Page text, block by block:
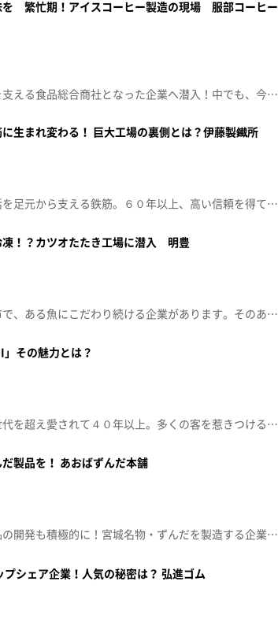
を 繁忙期！アイスコーヒー製造の現場 服部コーヒー
一軒の喫茶店からスタートし、外食産業を支える食品総合商社となった企業へ潜入！中でも、今が繁忙期のアイスコーヒー製造現場へ。目指しているのは、「喫茶店で飲む昔ながらの味」です。【放送日：2026年7月27日】【放送局：東日本放送】
生まれ変わる！ 巨大工場の裏側とは？伊藤製鐵所
マンションや橋に、道路など私たちの生活を足元から支える鉄筋。６０年以上、高い信頼を得ている伊藤製鐵所の鉄筋「ＯＮＩＣＯＮ」。材料は、役目を終えた鉄のスクラップです。スクラップを鉄筋に生まれ変わらせる石巻の工場に潜入しました。【放送日：2026年7月20日】【放送局：東日本放送】
凍！？カツオたたき工場に潜入 明豊
“マグロの街”として知られる宮城県塩釜市で、ある魚にこだわり続ける企業があります。そのある魚とは、カツオ。カツオの価値を最大化させたいという思いから始めた新たな試みも取材しました。【放送日：2026年7月13日】【放送局：東日本放送】
」その魅力とは？
ハンバーグが人気の洋食店ＨＡＣＨＩ。世代を超え愛されて４０年以上。多くの客を惹きつけるその魅力とは？さらに、県外の観光客を宮城へ！人気店が挑む新たな事業とは？【放送日：2026年3月16日】【放送局：東日本放送】
製品を！ あおばずんだ本舗
こだわりの製法で伝統を守りながら新商品の開発も積極的に！宮城名物・ずんだを製造する企業に潜入しました。【放送日：2026年7月6日】【放送局：東日本放送】
プシェア企業！人気の秘密は？ 弘進ゴム